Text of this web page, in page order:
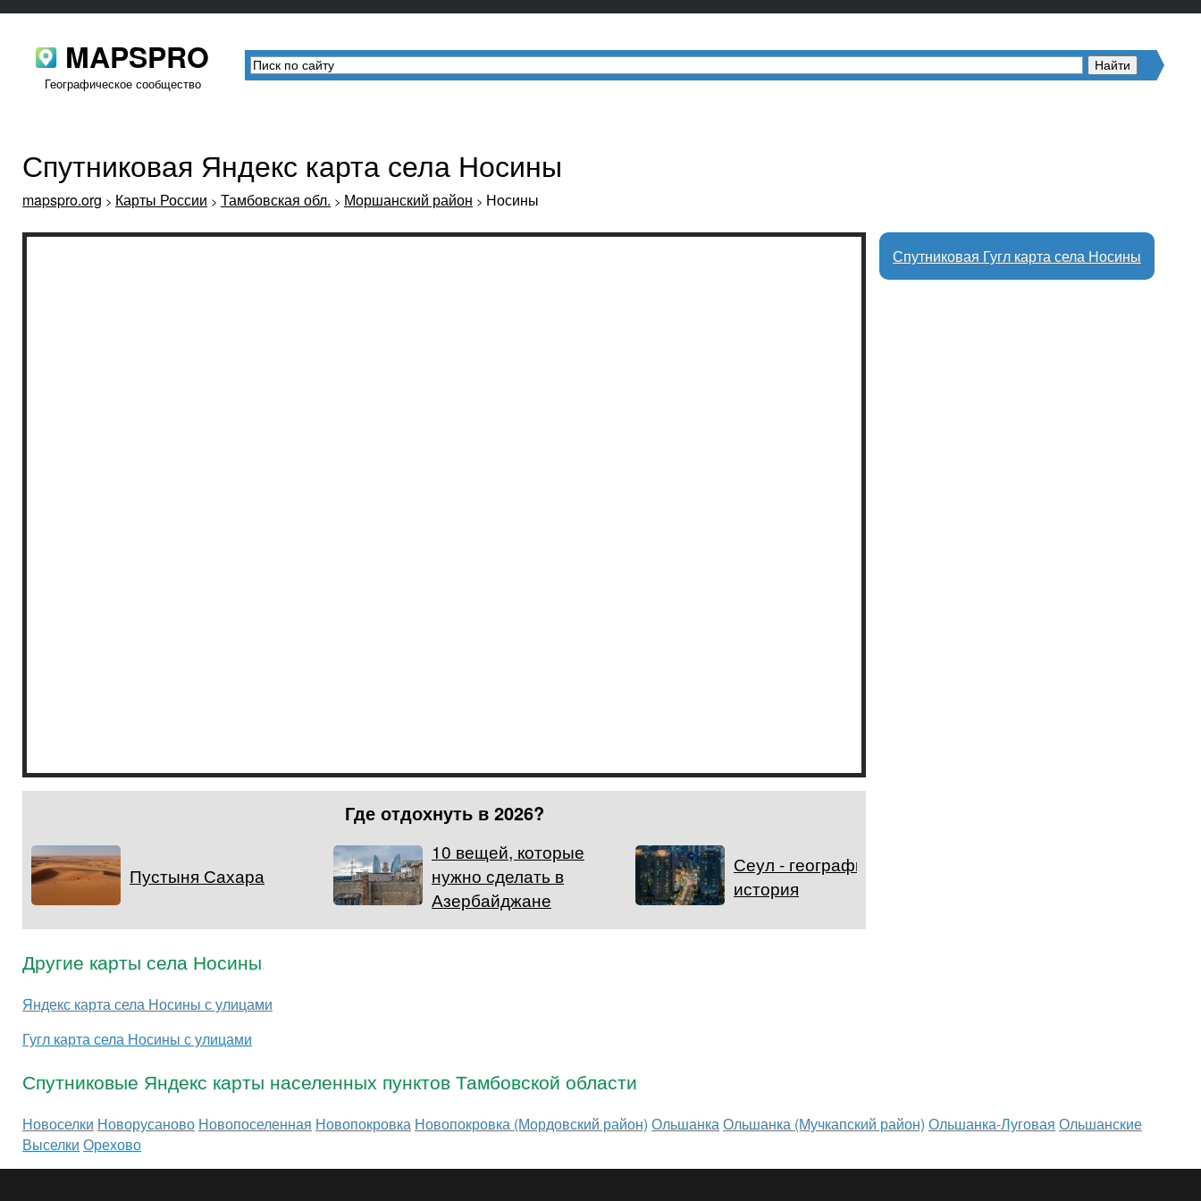
MAPSPRO
Географическое сообщество
Спутниковая Яндекс карта села Носины
mapspro.org > Карты России > Тамбовская обл. > Моршанский район > Носины
Где отдохнуть в 2026?
Пустыня Сахара
10 вещей, которые
нужно сделать в
Азербайджане
Сеул - география и
история
Спутниковая Гугл карта села Носины
Другие карты села Носины
Яндекс карта села Носины с улицами
Гугл карта села Носины с улицами
Спутниковые Яндекс карты населенных пунктов Тамбовской области
Новоселки Новорусаново Новопоселенная Новопокровка Новопокровка (Мордовский район) ОльшанкаОльшанка (Мучкапский район) Ольшанка-Луговая Ольшанские
Выселки Орехово